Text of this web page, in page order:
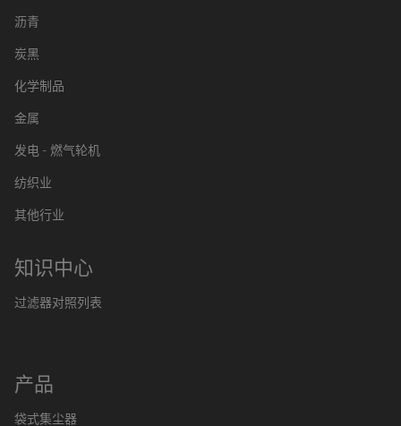
沥青
炭黑
化学制品
金属
发电 - 燃气轮机
纺织业
其他行业
知识中心
过滤器对照列表
产品
袋式集尘器